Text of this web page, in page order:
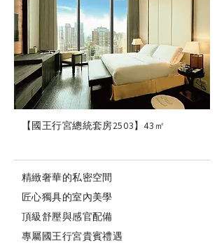
43㎡
精緻奢華的私密空間
匠心獨具的室內美學
頂級舒壓與感官配備
專屬國王行宮貴賓禮遇
【國王行宮總統套房2503】